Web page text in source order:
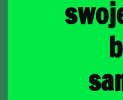
1593,00zł